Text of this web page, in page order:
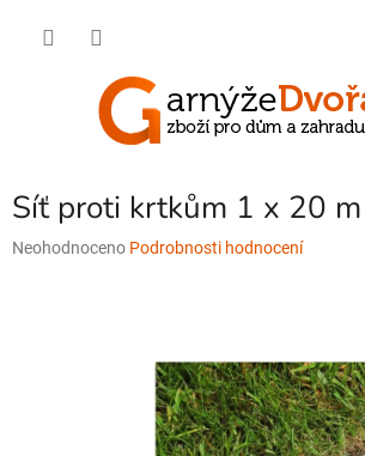
Síť proti krtkům 1 x 20 m
Průměrné
Neohodnoceno Podrobnosti hodnocení